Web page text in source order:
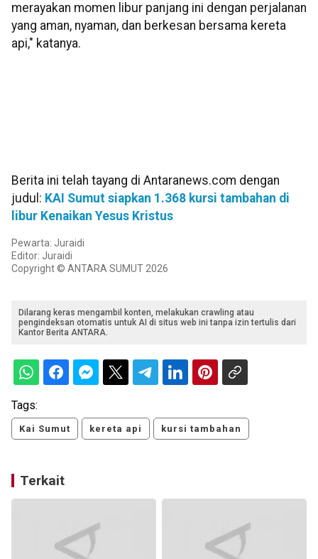
merayakan momen libur panjang ini dengan perjalanan
yang aman, nyaman, dan berkesan bersama kereta
api," katanya.
Berita ini telah tayang di Antaranews.com dengan
judul: KAI Sumut siapkan 1.368 kursi tambahan di
libur Kenaikan Yesus Kristus
Pewarta: Juraidi
Editor: Juraidi
Copyright © ANTARA SUMUT 2026
Dilarang keras mengambil konten, melakukan crawling atau
pengindeksan otomatis untuk AI di situs web ini tanpa izin tertulis dari
Kantor Berita ANTARA.
Tags:
Kai Sumut kereta api kursi tambahan
Terkait